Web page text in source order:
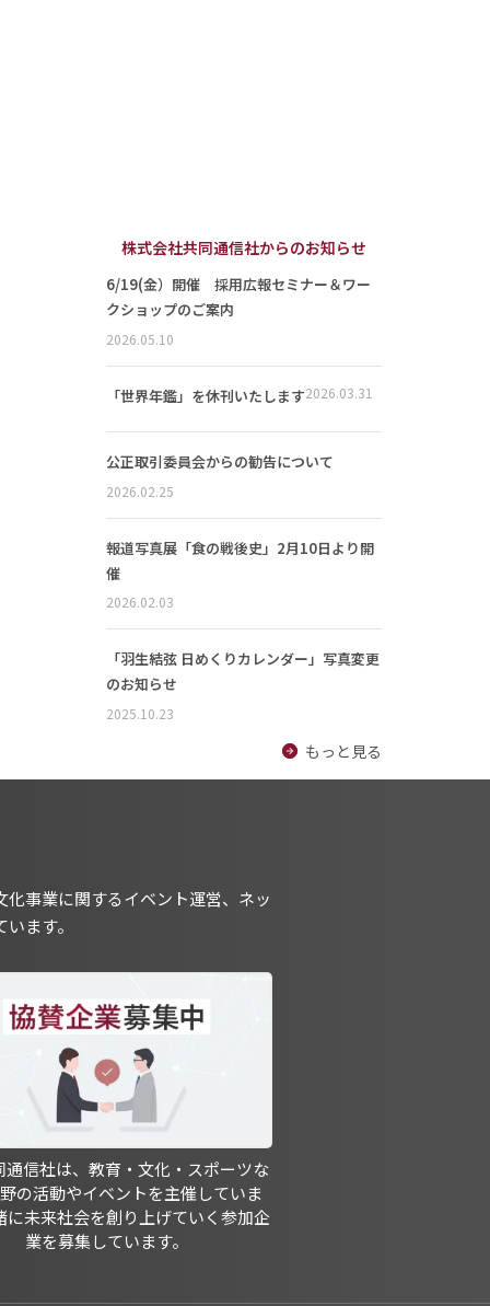
株式会社共同通信社からのお知らせ
6/19(金）開催 採用広報セミナー＆ワー
クショップのご案内
2026.05.10
「世界年鑑」を休刊いたします2026.03.31
公正取引委員会からの勧告について
2026.02.25
報道写真展「食の戦後史」2月10日より開
催
2026.02.03
「羽生結弦 日めくりカレンダー」写真変更
のお知らせ
2025.10.23
もっと見る
事業に関するイベント運営、ネッ
ます。
通信社は、教育・文化・スポーツな
の活動やイベントを主催していま
に未来社会を創り上げていく参加企
業を募集しています。